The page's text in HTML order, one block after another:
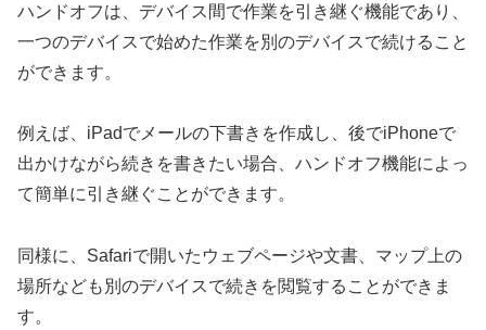
ハンドオフは、デバイス間で作業を引き継ぐ機能であり、
一つのデバイスで始めた作業を別のデバイスで続けること
ができます。
例えば、iPadでメールの下書きを作成し、後でiPhoneで
出かけながら続きを書きたい場合、ハンドオフ機能によっ
て簡単に引き継ぐことができます。
同様に、Safariで開いたウェブページや文書、マップ上の
場所なども別のデバイスで続きを閲覧することができま
す。